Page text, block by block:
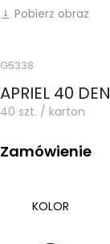
vertical_align_bottom Pobierz obraz
G5338
APRIEL 40 DEN
40 szt. / karton
Zamówienie
KOLOR